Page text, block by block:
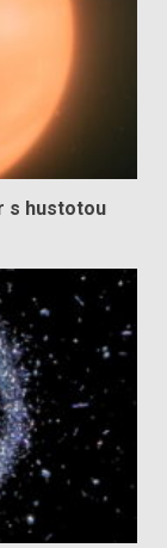
s hustotou